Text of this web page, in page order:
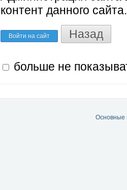
контент данного сайта.
Войти на сайт Назад
больше не
Основные